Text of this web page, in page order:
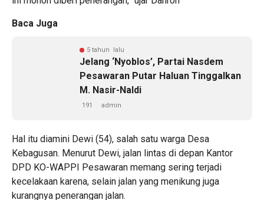
Baca Juga
5 tahun lalu
Jelang ‘Nyoblos’, Partai Nasdem
Pesawaran Putar Haluan Tinggalkan
M. Nasir-Naldi
191 admin
Hal itu diamini Dewi (54), salah satu warga Desa
Kebagusan. Menurut Dewi, jalan lintas di depan Kantor
DPD KO-WAPPI Pesawaran memang sering terjadi
kecelakaan karena, selain jalan yang menikung juga
kurangnya penerangan jalan.